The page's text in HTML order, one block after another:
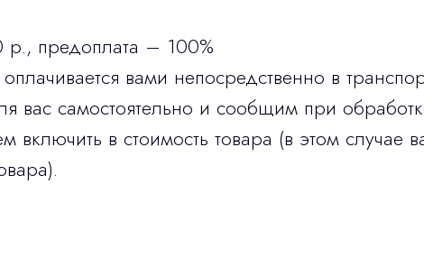
предоплата – 100%
вами непосредственно в
вас самостоятельно и сообщим при
включить в стоимость товара (в этом случае